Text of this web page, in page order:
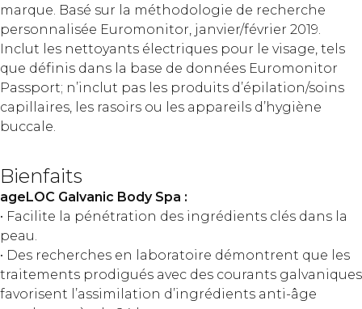
marque. Basé sur la méthodologie de recherche
personnalisée Euromonitor, janvier/février 2019.
Inclut les nettoyants électriques pour le visage, tels
que définis dans la base de données Euromonitor
Passport; n’inclut pas les produits d’épilation/soins
capillaires, les rasoirs ou les appareils d’hygiène
buccale.
Bienfaits
ageLOC Galvanic Body Spa :
• Facilite la pénétration des ingrédients clés dans la
peau.
• Des recherches en laboratoire démontrent que les
traitements prodigués avec des courants galvaniques
favorisent l’assimilation d’ingrédients anti-âge